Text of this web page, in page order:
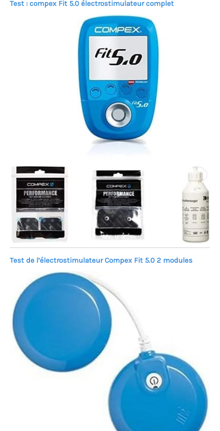
Test : compex Fit 5.0 électrostimulateur complet
Test de l’électrostimulateur Compex Fit 5.0 2 modules